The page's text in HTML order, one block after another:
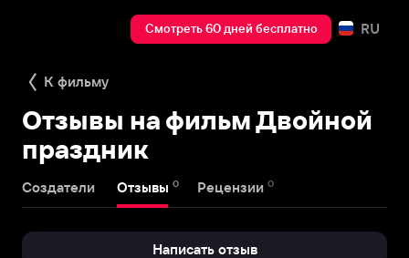
Смотреть 60 дней бесплатно RU
К фильму
Отзывы на фильм Двойной
праздник
Создатели Отзывы 0 Рецензии 0
Написать отзыв